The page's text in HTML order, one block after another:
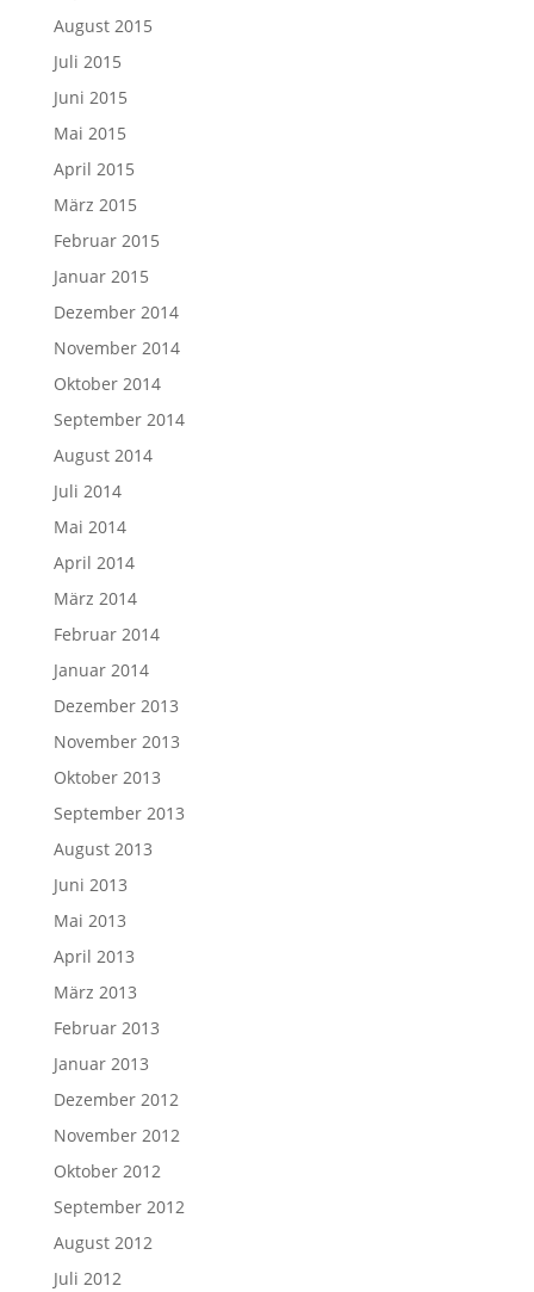
August 2015
Juli 2015
Juni 2015
Mai 2015
April 2015
März 2015
Februar 2015
Januar 2015
Dezember 2014
November 2014
Oktober 2014
September 2014
August 2014
Juli 2014
Mai 2014
April 2014
März 2014
Februar 2014
Januar 2014
Dezember 2013
November 2013
Oktober 2013
September 2013
August 2013
Juni 2013
Mai 2013
April 2013
März 2013
Februar 2013
Januar 2013
Dezember 2012
November 2012
Oktober 2012
September 2012
August 2012
Juli 2012